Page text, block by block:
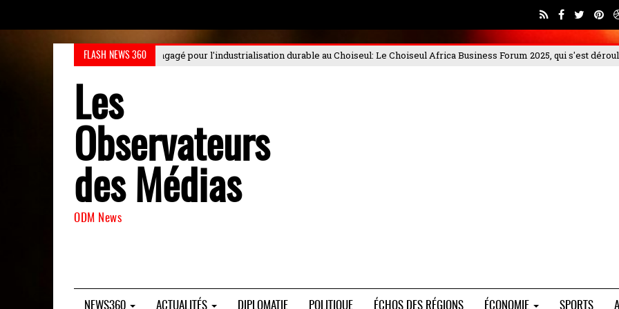
FLASH NEWS 360
l'industrialisation durable au Choiseul: Le Choiseul Africa Business Forum 2025, qui s'est déroulé les 4 et PORTEO BTP met en garde
Les
Observateurs
des Médias
ODM News
NEWS360 ACTUALITÉS DIPLOMATIE POLITIQUE ÉCHOS DES RÉGIONS ÉCONOMIE SPORTS